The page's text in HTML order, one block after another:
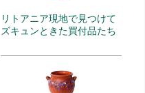
リトアニア現地で見つけて
ズキュンときた買付品たち